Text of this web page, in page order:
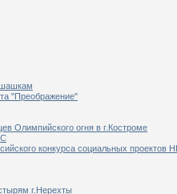
"Преображение"
Олимпийского огня в г.Костроме
конкурса социальных проектов
г.Нерехты